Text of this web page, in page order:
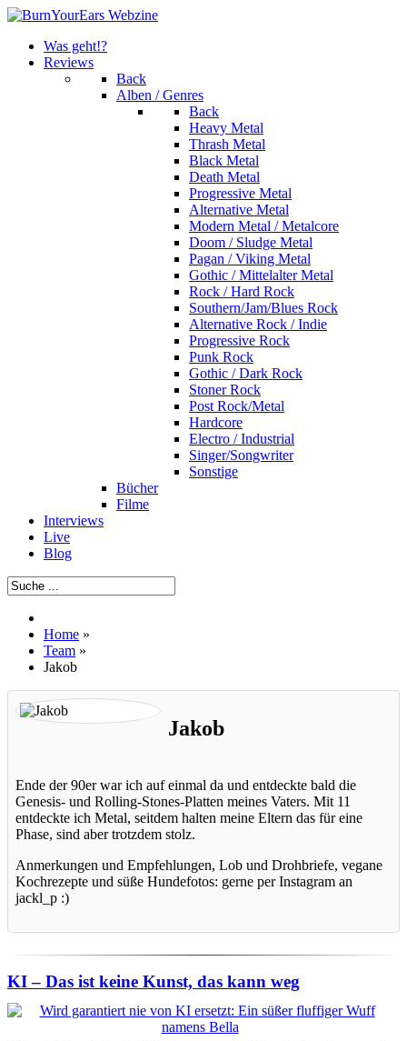
Was geht!?
Reviews
Back
Alben / Genres
Back
Heavy Metal
Thrash Metal
Black Metal
Death Metal
Progressive Metal
Alternative Metal
Modern Metal / Metalcore
Doom / Sludge Metal
Pagan / Viking Metal
Gothic / Mittelalter Metal
Rock / Hard Rock
Southern/Jam/Blues Rock
Alternative Rock / Indie
Progressive Rock
Punk Rock
Gothic / Dark Rock
Stoner Rock
Post Rock/Metal
Hardcore
Electro / Industrial
Singer/Songwriter
Sonstige
Bücher
Filme
Interviews
Live
Blog
Home »
Team »
Jakob
Jakob
Ende der 90er war ich auf einmal da und entdeckte bald die
Genesis- und Rolling-Stones-Platten meines Vaters. Mit 11
entdeckte ich Metal, seitdem halten meine Eltern das für eine
Phase, sind aber trotzdem stolz.
Anmerkungen und Empfehlungen, Lob und Drohbriefe, vegane
Kochrezepte und süße Hundefotos: gerne per Instagram an
jackl_p :)
KI – Das ist keine Kunst, das kann weg